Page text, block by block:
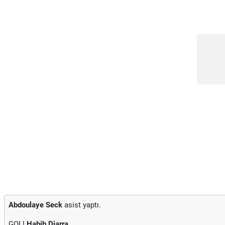
Abdoulaye Seck asist yaptı.